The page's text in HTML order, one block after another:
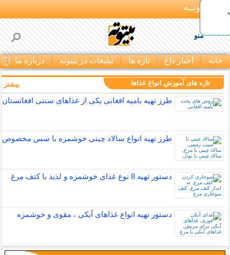
بـیتوتــه
منو
خانه اخبار داغ تازه ها تبلیغات در بیتوته درباره ما
تازه های آموزش انواع غذاها
طرز تهیه بامیه افغانی یکی از غذاهای سنتی افغانستان
طرز تهیه انواع سالاد چینی خوشمزه با سس مخصوص
دستور تهیه 8 نوع غذای خوشمزه و لذیذ با کتف مرغ
دستور تهیه انواع غذاهای آبکی ، مقوی و خوشمزه
بیشتر